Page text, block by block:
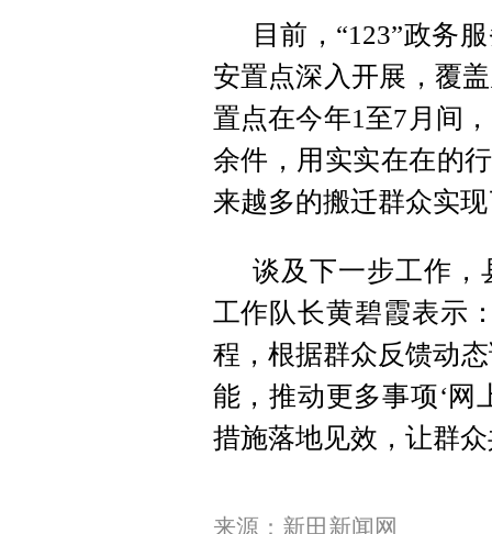
目前，“123”政务
安置点深入开展，覆
置点在今年1至7月间
余件，用实实在在的
来越多的搬迁群众实
谈及下一步工作，
工作队长黄碧霞表示
程，根据群众反馈动态
能，推动更多事项‘网
措施落地见效，让群
来源：新田新闻网